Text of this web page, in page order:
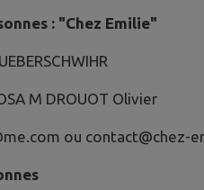
: "Chez Emilie"
M DROUOT Olivier
ou contact@chez-